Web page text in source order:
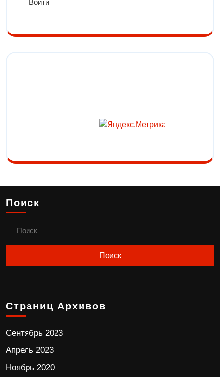
Войти
Поиск
Страниц Архивов
Сентябрь 2023
Апрель 2023
Ноябрь 2020